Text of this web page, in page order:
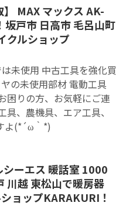
】 MAX マックス AK-
戸市 日高市 毛呂山町
クルショップ
未使用 中古工具を強化買
の未使用部材 電動工具
困りの方、お気軽にご連
、農機具、エア工具、
よ(*´ω｀*)
シーエス 暖話室 1000
川越 東松山で暖房器
ョップKARAKURI！